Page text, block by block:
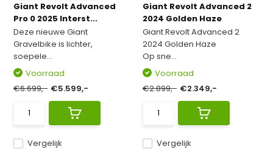
Giant Revolt Advanced
Pro 0 2025 Interst...
Deze nieuwe Giant
Gravelbike is lichter,
soepele...
Vergelijk
Voorraad
€6.699,- €5.599,-
Giant Revolt Advanced 2
2024 Golden Haze
Giant Revolt Advanced 2
2024 Golden Haze
Op sne...
Vergelijk
Voorraad
€2.899,- €2.349,-